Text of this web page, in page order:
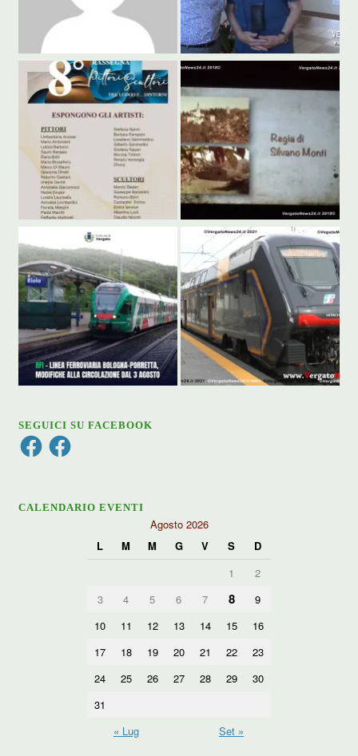
SEGUICI SU FACEBOOK
FacebookFacebook
CALENDARIO EVENTI
Agosto 2026
L
M M G V S
D
1
2
3
4 5 6 7 8
9
10
11 12 13 14 15
16
17
18 19 20 21 22
23
24
25 26 27 28 29
30
31
« Lug
Set »